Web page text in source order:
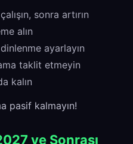
sonra artırın
alın
ayarlayın
taklit etmeyin
kalın
pasif kalmayın!
ve Sonrası